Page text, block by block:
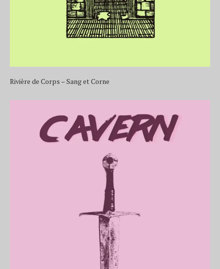
Rivière de Corps – Sang et Corne